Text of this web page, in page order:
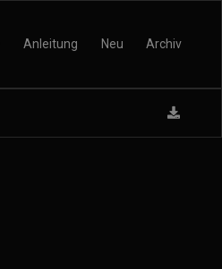
Anleitung Neu Archiv